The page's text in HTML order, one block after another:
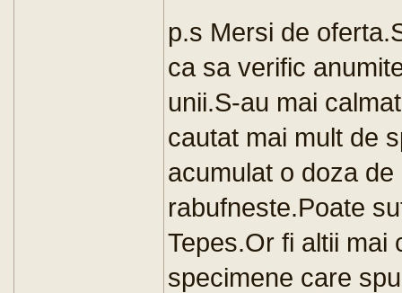
p.s Mersi de
ca sa verific
unii.S-au mai
cautat mai mult de
acumulat o doza
rabufneste.Poate
Tepes.Or fi altii mai
specimene care